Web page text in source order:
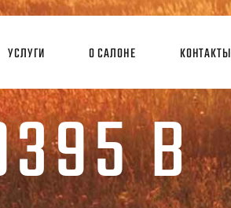
УСЛУГИ О САЛОНЕ КОНТАКТЫ
В